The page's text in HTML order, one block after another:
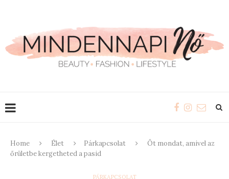
Home Élet Párkapcsolat
Öt mondat, amivel az
őrületbe kergetheted a pasid
PÁRKAPCSOLAT